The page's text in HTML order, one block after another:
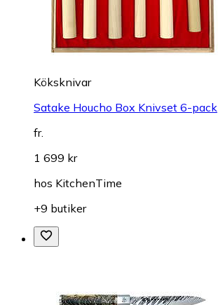
Köksknivar
Satake Houcho Box Knivset 6-pack
fr.
1 699 kr
hos KitchenTime
+9 butiker